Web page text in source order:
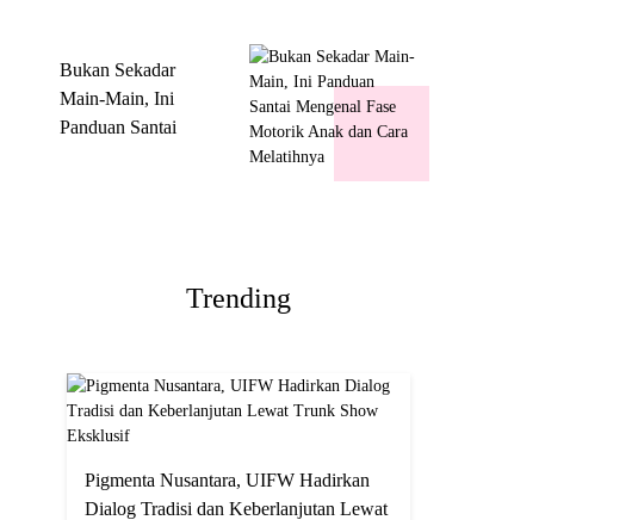
Bukan Sekadar
Main-Main, Ini
Panduan Santai
Trending
Pigmenta Nusantara, UIFW Hadirkan
Dialog Tradisi dan Keberlanjutan Lewat